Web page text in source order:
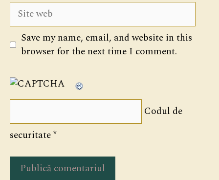
Site
web
Save my name, email, and website in this
browser for the next time I comment.
Codul de
securitate*